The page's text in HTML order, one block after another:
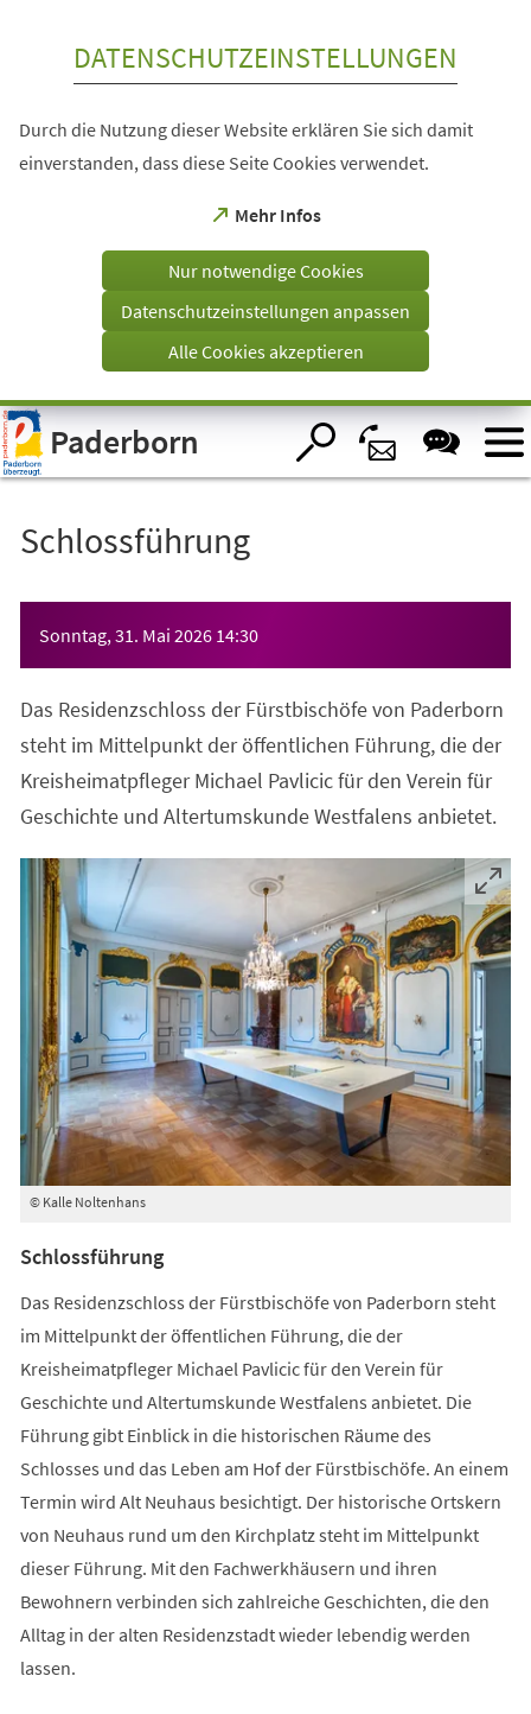
Visuelle
Assistenzsoftware
öffnen.
DATENSCHUTZEINSTELLUNGEN
Durch die Nutzung dieser Website erklären Sie sich damit
einverstanden, dass diese Seite Cookies verwendet.
Mehr Infos
(Öffnet
einem
Tab)
Nur notwendige Cookies
Datenschutzeinstellungen anpassen
Alle Cookies akzeptieren
Paderborn
Schlossführung
Sonntag, 31. Mai 2026 14:30
Das Residenzschloss der Fürstbischöfe von Paderborn
steht im Mittelpunkt der öffentlichen Führung, die der
Kreisheimatpfleger Michael Pavlicic für den Verein für
Geschichte und Altertumskunde Westfalens anbietet.
© Kalle Noltenhans
Schlossführung
Das Residenzschloss der Fürstbischöfe von Paderborn steht
im Mittelpunkt der öffentlichen Führung, die der
Kreisheimatpfleger Michael Pavlicic für den Verein für
Geschichte und Altertumskunde Westfalens anbietet. Die
Führung gibt Einblick in die historischen Räume des
Schlosses und das Leben am Hof der Fürstbischöfe. An einem
Termin wird Alt Neuhaus besichtigt. Der historische Ortskern
von Neuhaus rund um den Kirchplatz steht im Mittelpunkt
dieser Führung. Mit den Fachwerkhäusern und ihren
Bewohnern verbinden sich zahlreiche Geschichten, die den
Alltag in der alten Residenzstadt wieder lebendig werden
lassen.